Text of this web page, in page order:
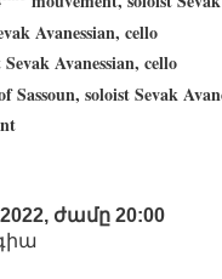
Avanessian, cello
Avanessian, cello
soloist Sevak
ժամը 20:00